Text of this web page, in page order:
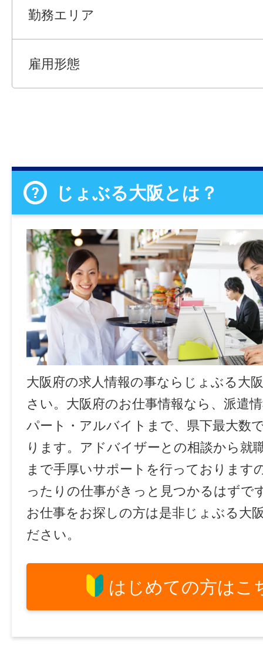
勤務エリア
雇用形態
じょぶる大阪とは？
大阪府の求人情報の事ならじょぶる大
さい。大阪府のお仕事情報なら、派遣
パート・アルバイトまで、県下最大数
ります。アドバイザーとの相談から就
まで手厚いサポートを行っております
ったりの仕事がきっと見つかるはずで
お仕事をお探しの方は是非じょぶる大
ださい。
はじめての方はこ